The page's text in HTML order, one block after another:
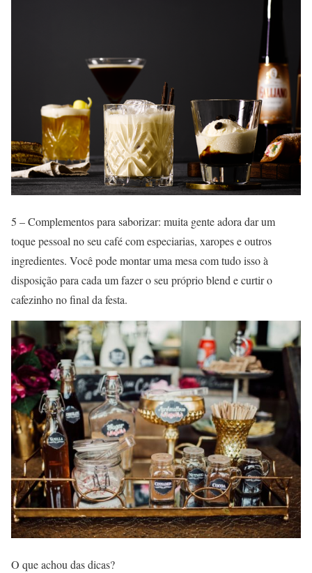
5 – Complementos para saborizar: muita gente adora dar um
toque pessoal no seu café com especiarias, xaropes e outros
ingredientes. Você pode montar uma mesa com tudo isso à
disposição para cada um fazer o seu próprio blend e curtir o
cafezinho no final da festa.
O que achou das dicas?